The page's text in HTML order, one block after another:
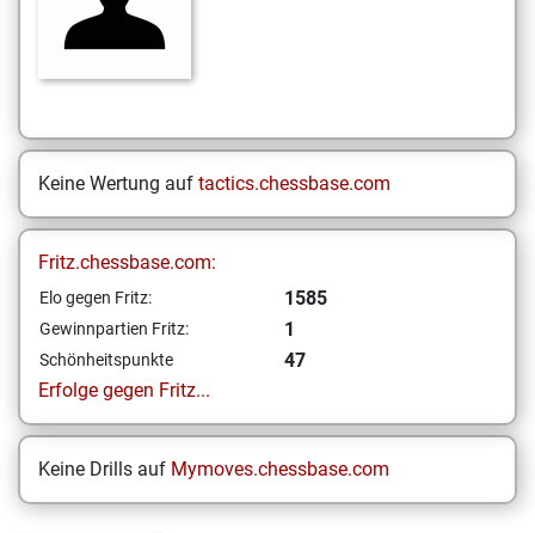
Keine Wertung auf tactics.chessbase.com
Fritz.chessbase.com:
Elo gegen Fritz: 1585
Gewinnpartien Fritz: 1
Schönheitspunkte
47
Erfolge gegen Fritz...
Keine Drills auf Mymoves.chessbase.com